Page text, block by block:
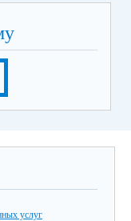
услуг